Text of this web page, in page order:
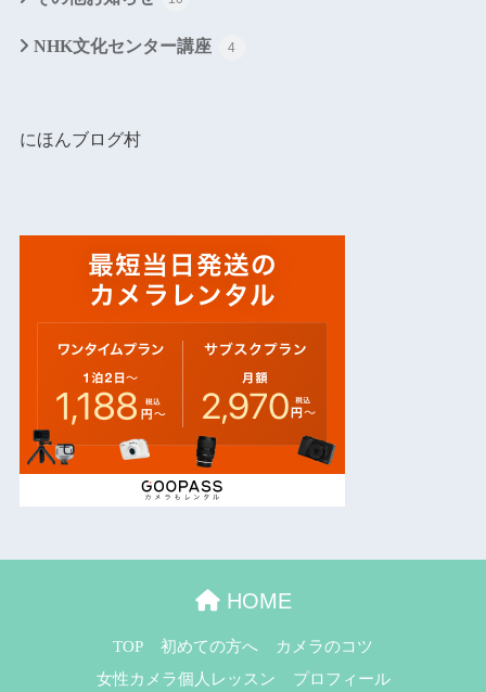
NHK文化センター講座 4
にほんブログ村
HOME
TOP 初めての方へ
カメラのコツ
女性カメラ個人レッスン
プロフィール